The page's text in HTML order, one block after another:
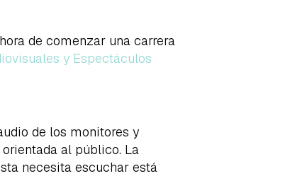
de comenzar una carrera
y Espectáculos
de los monitores y
al público. La
necesita escuchar está